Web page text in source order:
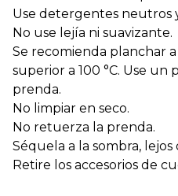
Use detergentes neutros
No use lejía ni suavizante.
Se recomienda planchar
superior a 100 °C. Use
prenda.
No limpiar en seco.
No retuerza la prenda.
Séquela a la sombra,
Retire los accesorios de